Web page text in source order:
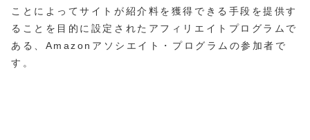
ことによってサイトが紹介料を獲得できる手段を提供す
ることを目的に設定されたアフィリエイトプログラムで
ある、Amazonアソシエイト・プログラムの参加者で
す。